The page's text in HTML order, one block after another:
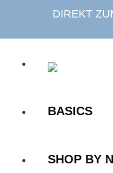
springen
DIREKT
BASICS
SHOP BY